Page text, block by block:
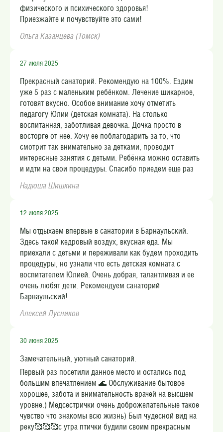
физического и психического здоровья!
Приезжайте и почувствуйте это сами!
Ольга Казанцева (Томск)
27 июля 2025
Прекрасный санаторий. Рекомендую на 100%. Ездим
уже 5 раз с маленьким ребёнком. Лечение шикарное,
готовят вкусно. Особое внимание хочу отметить
педагогу Юлии (детская комната). На столько
воспитанная, заботливая девочка. Дочка просто в
восторге от неё. Хочу ее поблагодарить за то, что
смотрит так внимательно за детками, проводит
интересные занятия с детьми. Ребёнка можно оставить
и идти на свои процедуры. Спасибо приедем еще раз
Надюша Шишкина
12 июля 2025
Мы отдыхаем впервые в санатории в Барнаульский.
Здесь такой кедровый воздух, вкусная еда. Мы
приехали с детьми и переживали как будем проходить
процедуры, но узнали что есть детская комната с
воспитателем Юлией. Очень добрая, талантливая и ее
очень любят дети. Рекомендуем санаторий
Барнаульский!
Алексей Лусников
30 июня 2025
Замечательный, уютный санаторий.
Первый раз посетили данное место и остались под
большим впечатлением 🌊 Обслуживание бытовое
хорошее, забота и внимательность врачей на высшем
уровне.) Медсестрички очень доброжелательные такое
чувство что знакомы всю жизнь) Был чудесной вид на
реку🥰🥰🥰с утра птички будили своим прекрасным